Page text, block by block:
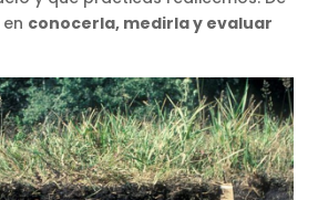
conocerla, medirla y evaluar